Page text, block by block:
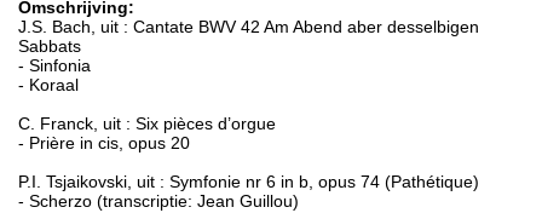
Omschrijving:
J.S. Bach, uit : Cantate BWV 42 Am Abend aber desselbigen
Sabbats
- Sinfonia
- Koraal
C. Franck, uit : Six pièces d’orgue
- Prière in cis, opus 20
P.I. Tsjaikovski, uit : Symfonie nr 6 in b, opus 74 (Pathétique)
- Scherzo (transcriptie: Jean Guillou)